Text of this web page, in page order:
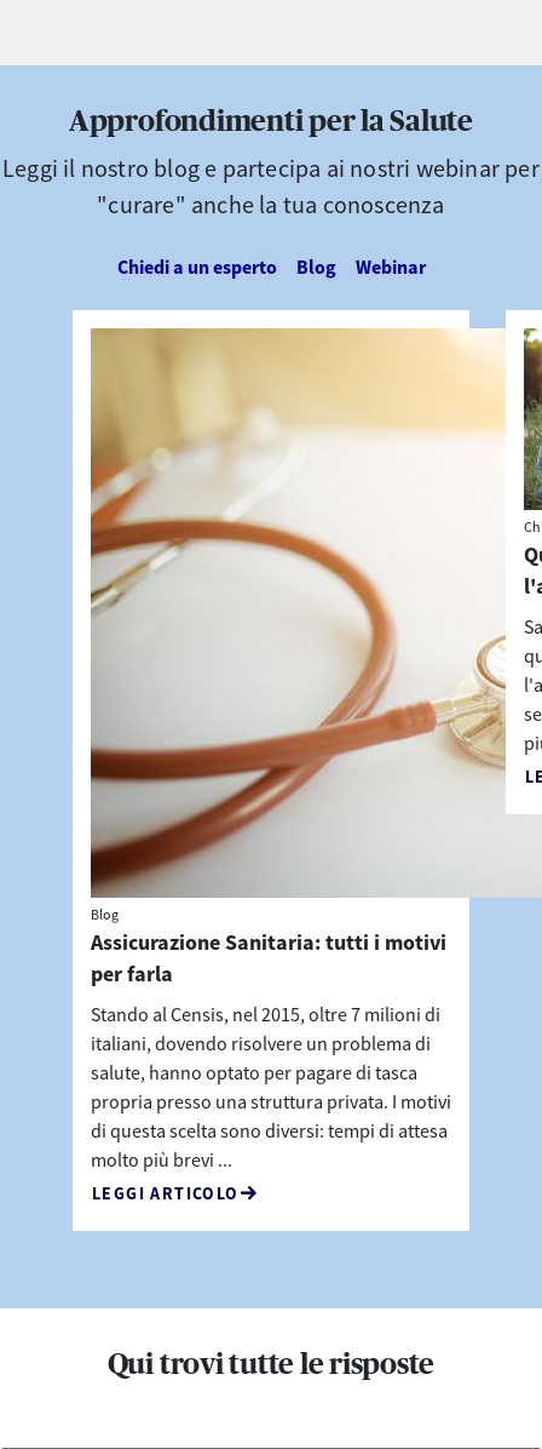
Approfondimenti per la Salute
Leggi il nostro blog e partecipa ai nostri webinar per
"curare" anche la tua conoscenza
Chiedi a un esperto Blog Webinar
Blog
Assicurazione Sanitaria: tutti i motivi
per farla
Stando al Censis, nel 2015, oltre 7 milioni di
italiani, dovendo risolvere un problema di
salute, hanno optato per pagare di tasca
propria presso una struttura privata. I motivi
di questa scelta sono diversi: tempi di attesa
molto più brevi ...
LEGGI ARTICOLO
Qui trovi tutte le risposte